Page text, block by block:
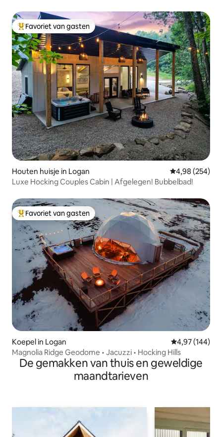
Topfavoriet van gasten
Favoriet van gasten
Houten huisje in Logan Gemiddelde
4,98 (254)
Luxe Hocking Couples Cabin | Afgelegen! Bubbelbad!
Topfavoriet van gasten
Favoriet van gasten
Koepel in Logan Gemiddelde
4,97 (144)
Magnolia Ridge Geodome • Jacuzzi • Hocking Hills
De gemakken van thuis en geweldige
maandtarieven